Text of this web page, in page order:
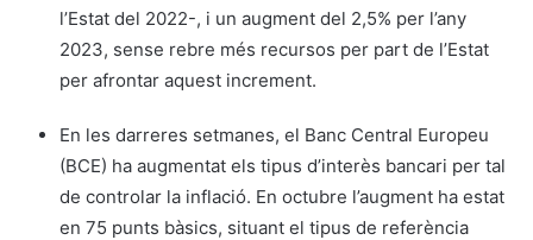
l’Estat del 2022-, i un augment del 2,5% per l’any
2023, sense rebre més recursos per part de l’Estat
per afrontar aquest increment.
En les darreres setmanes, el Banc Central Europeu
(BCE) ha augmentat els tipus d’interès bancari per tal
de controlar la inflació. En octubre l’augment ha estat
en 75 punts bàsics, situant el tipus de referència